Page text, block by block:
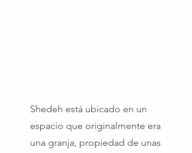
Shedeh está ubicado en un
espacio que originalmente era
una granja, propiedad de unas